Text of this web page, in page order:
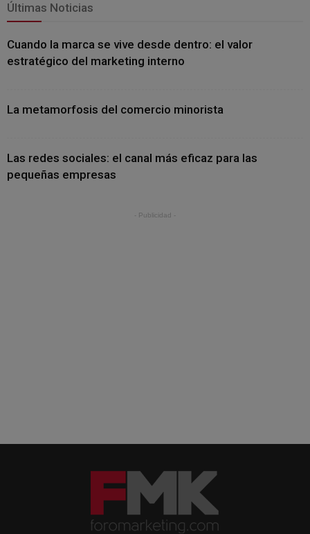
Últimas Noticias
Cuando la marca se vive desde dentro: el valor
estratégico del marketing interno
La metamorfosis del comercio minorista
Las redes sociales: el canal más eficaz para las
pequeñas empresas
- Publicidad -